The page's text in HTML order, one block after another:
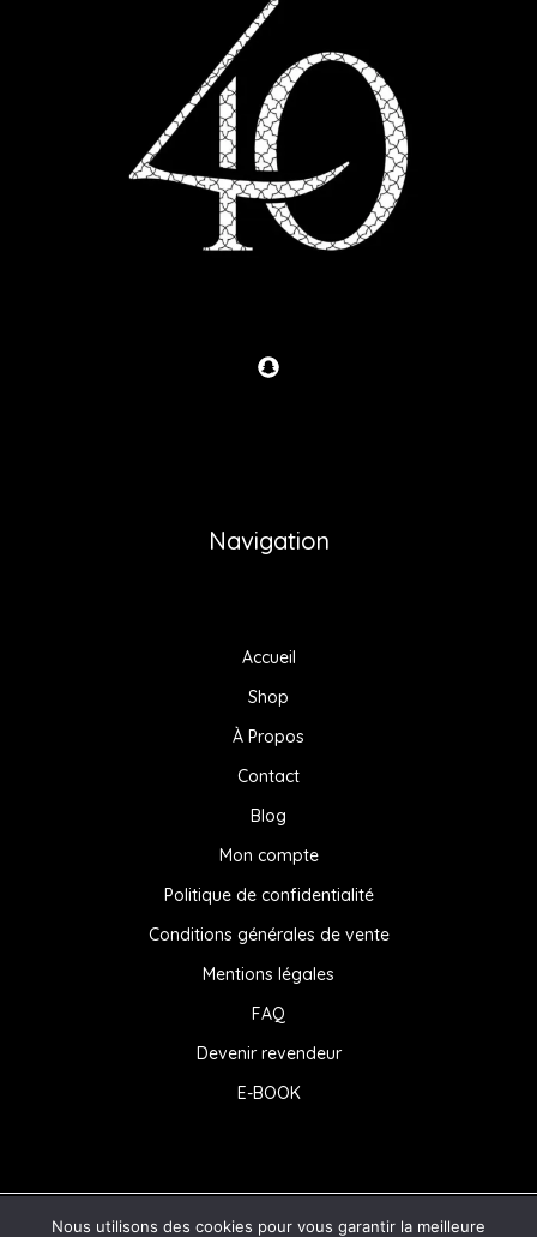
Navigation
Accueil
Shop
À Propos
Contact
Blog
Mon compte
Politique de confidentialité
Conditions générales de vente
Mentions légales
FAQ
Devenir revendeur
E-BOOK
Nous utilisons des cookies pour vous garantir la meilleure